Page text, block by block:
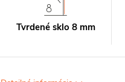
Tvrdené sklo 8 mm